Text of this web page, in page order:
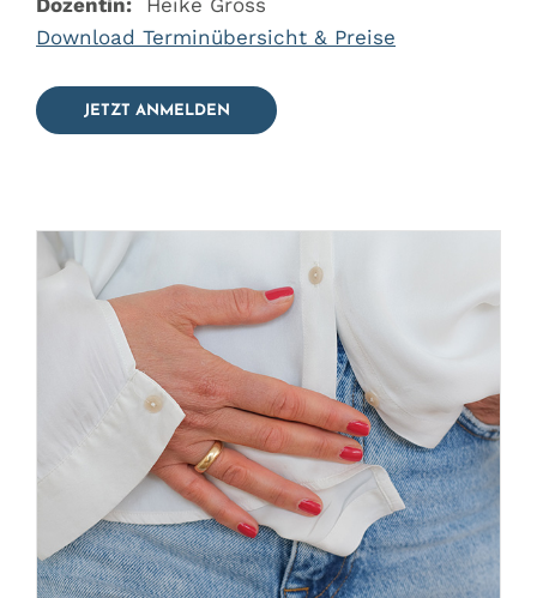
Dozentin: Heike Gross
Download Terminübersicht & Preise
JETZT ANMELDEN